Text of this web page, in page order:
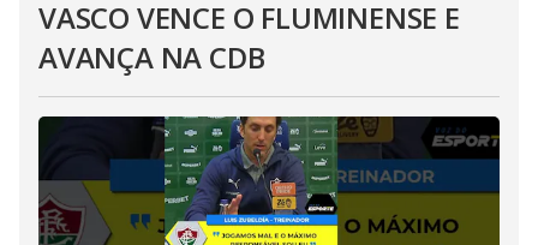
VASCO VENCE O FLUMINENSE E
AVANÇA NA CDB